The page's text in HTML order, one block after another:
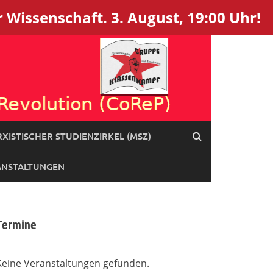
3. August, 19:00 Uhr!
STUDIENZIRKEL (MSZ)
Veranstaltungen gefunden.